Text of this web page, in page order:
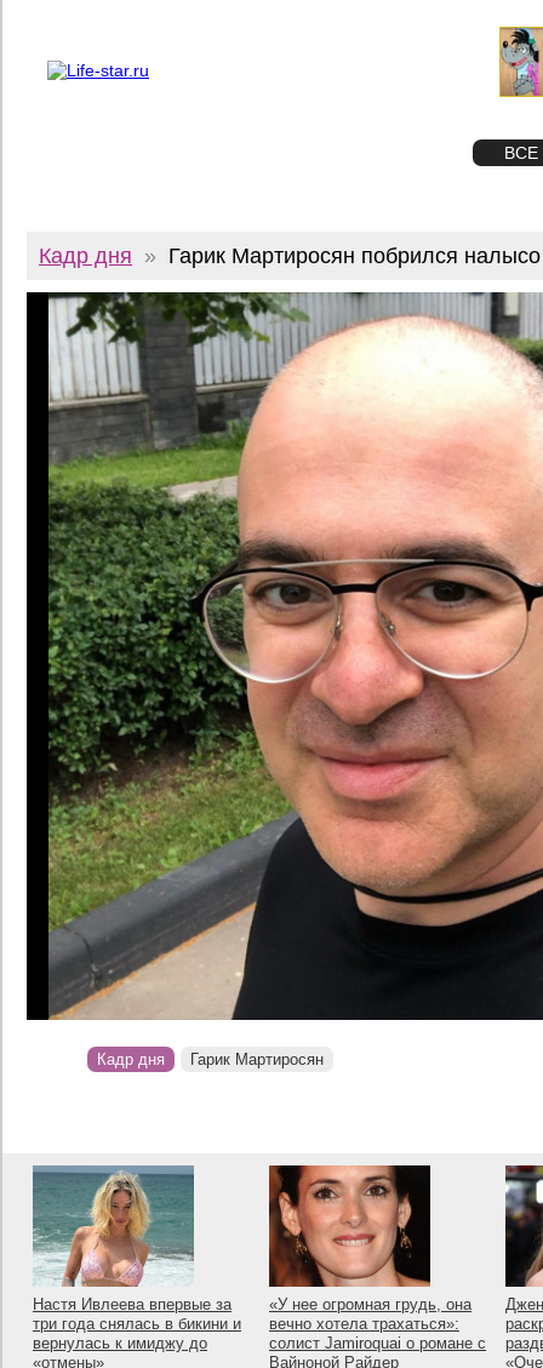
ВСЕ
Кадр дня » Гарик Мартиросян побрился налысо
Кадр дня Гарик Мартиросян
Настя Ивлеева впервые за
три года снялась в бикини и
вернулась к имиджу до
«отмены»
«У нее огромная грудь, она
вечно хотела трахаться»:
солист Jamiroquai о романе с
Вайноной Райдер